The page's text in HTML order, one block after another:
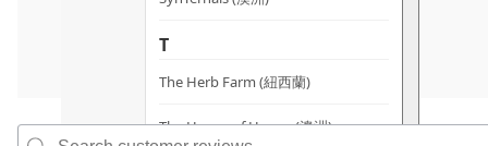
T
The Herb Farm (紐西蘭)
The House of Honey (澳洲)